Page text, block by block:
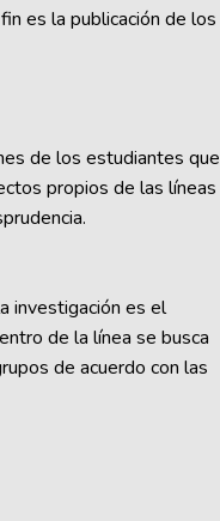
es la publicación de los
de los estudiantes que
propios de las líneas
investigación es el
de la línea se busca
de acuerdo con las